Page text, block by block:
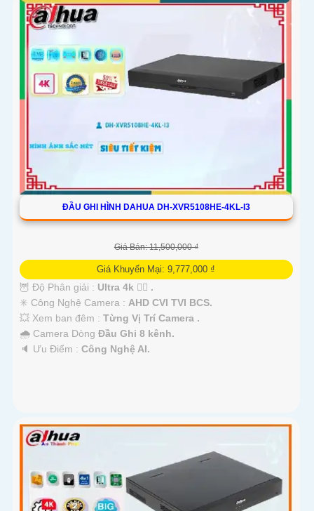
ĐẦU GHI HÌNH DAHUA DH-XVR5108HE-4KL-I3
Giá Bán: 11,500,000 ₫
Giá Khuyến Mại: 9,777,000 ₫
🦉 Độ Phân giải : Ultra 4k 👍🏾 .
✳️ Công Nghệ Camera : AHD CVI TVI BCS.
💥 Xem ban đêm : Từng Vị Trí Camera .
🌧️ Camera Dòng Đầu Ghi 8 kênh.
️🔈 Ưu Điểm : Công Nghệ AI.